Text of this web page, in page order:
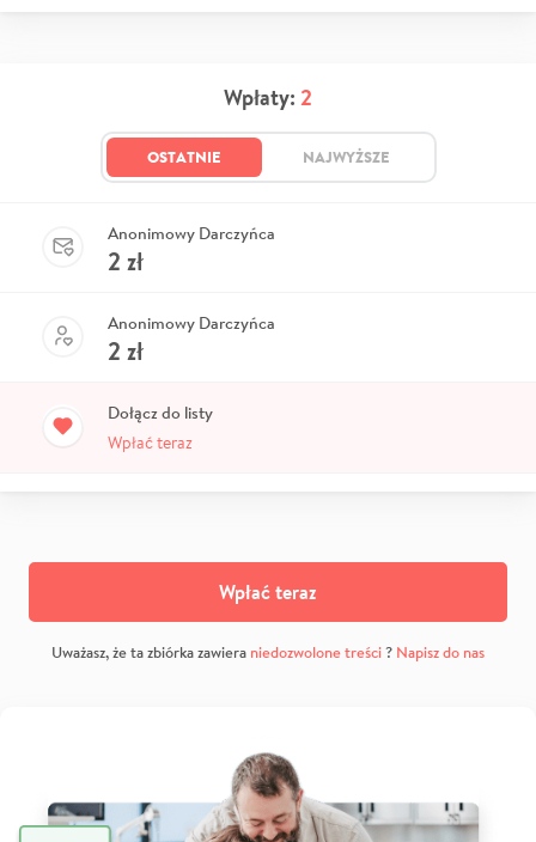
Wpłaty: 2
OSTATNIE NAJWYŻSZE
Anonimowy Darczyńca
2 zł
Anonimowy Darczyńca
2 zł
Dołącz do listy
Wpłać teraz
Wpłać teraz
Uważasz, że ta zbiórka zawiera niedozwolone treści? Napisz do nas